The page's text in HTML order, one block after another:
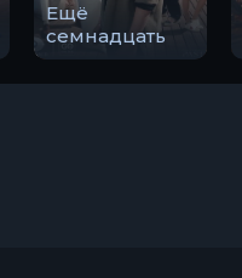
Ещё
семнадцать